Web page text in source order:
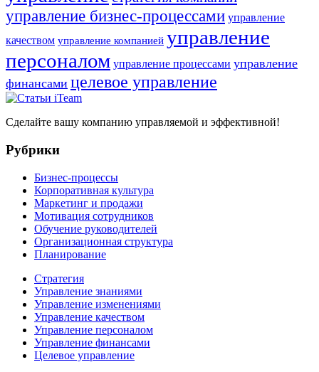
управление бизнес-процессами управление
качеством управление компанией управление
персоналом управление процессами управление
финансами целевое управление
Сделайте вашу компанию управляемой и эффективной!
Рубрики
Бизнес-процессы
Корпоративная культура
Маркетинг и продажи
Мотивация сотрудников
Обучение руководителей
Организационная структура
Планирование
Стратегия
Управление знаниями
Управление изменениями
Управление качеством
Управление персоналом
Управление финансами
Целевое управление